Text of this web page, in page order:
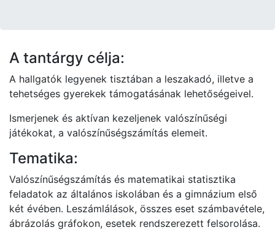
A tantárgy célja:
A hallgatók legyenek tisztában a leszakadó, illetve a
tehetséges gyerekek támogatásának lehetőségeivel.
Ismerjenek és aktívan kezeljenek valószínűségi
játékokat, a valószínűségszámítás elemeit.
Tematika:
Valószínűségszámítás és matematikai statisztika
feladatok az általános iskolában és a gimnázium első
két évében. Leszámlálások, összes eset számbavétele,
ábrázolás gráfokon, esetek rendszerezett felsorolása.